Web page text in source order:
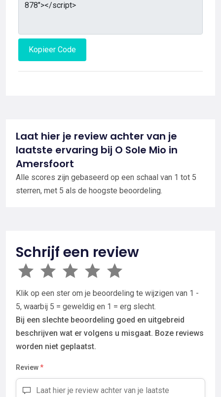
Kopieer Code
Laat hier je review achter van je
laatste ervaring bij O Sole Mio in
Amersfoort
Alle scores zijn gebaseerd op een schaal van 1 tot 5
sterren, met 5 als de hoogste beoordeling.
Schrijf een review
Klik op een ster om je beoordeling te wijzigen van 1 -
5, waarbij 5 = geweldig en 1 = erg slecht.
Bij een slechte beoordeling goed en uitgebreid
beschrijven wat er volgens u misgaat. Boze reviews
worden niet geplaatst.
Review*